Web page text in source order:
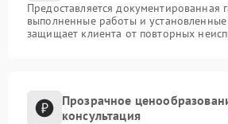
Предоставляется документированная
выполненные работы и установленные
защищает клиента от повторных
Прозрачное
консультация